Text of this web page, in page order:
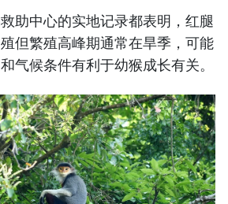
助中心的实地记录都表明，红腿
但繁殖高峰期通常在旱季，可能
气候条件有利于幼猴成长有关。